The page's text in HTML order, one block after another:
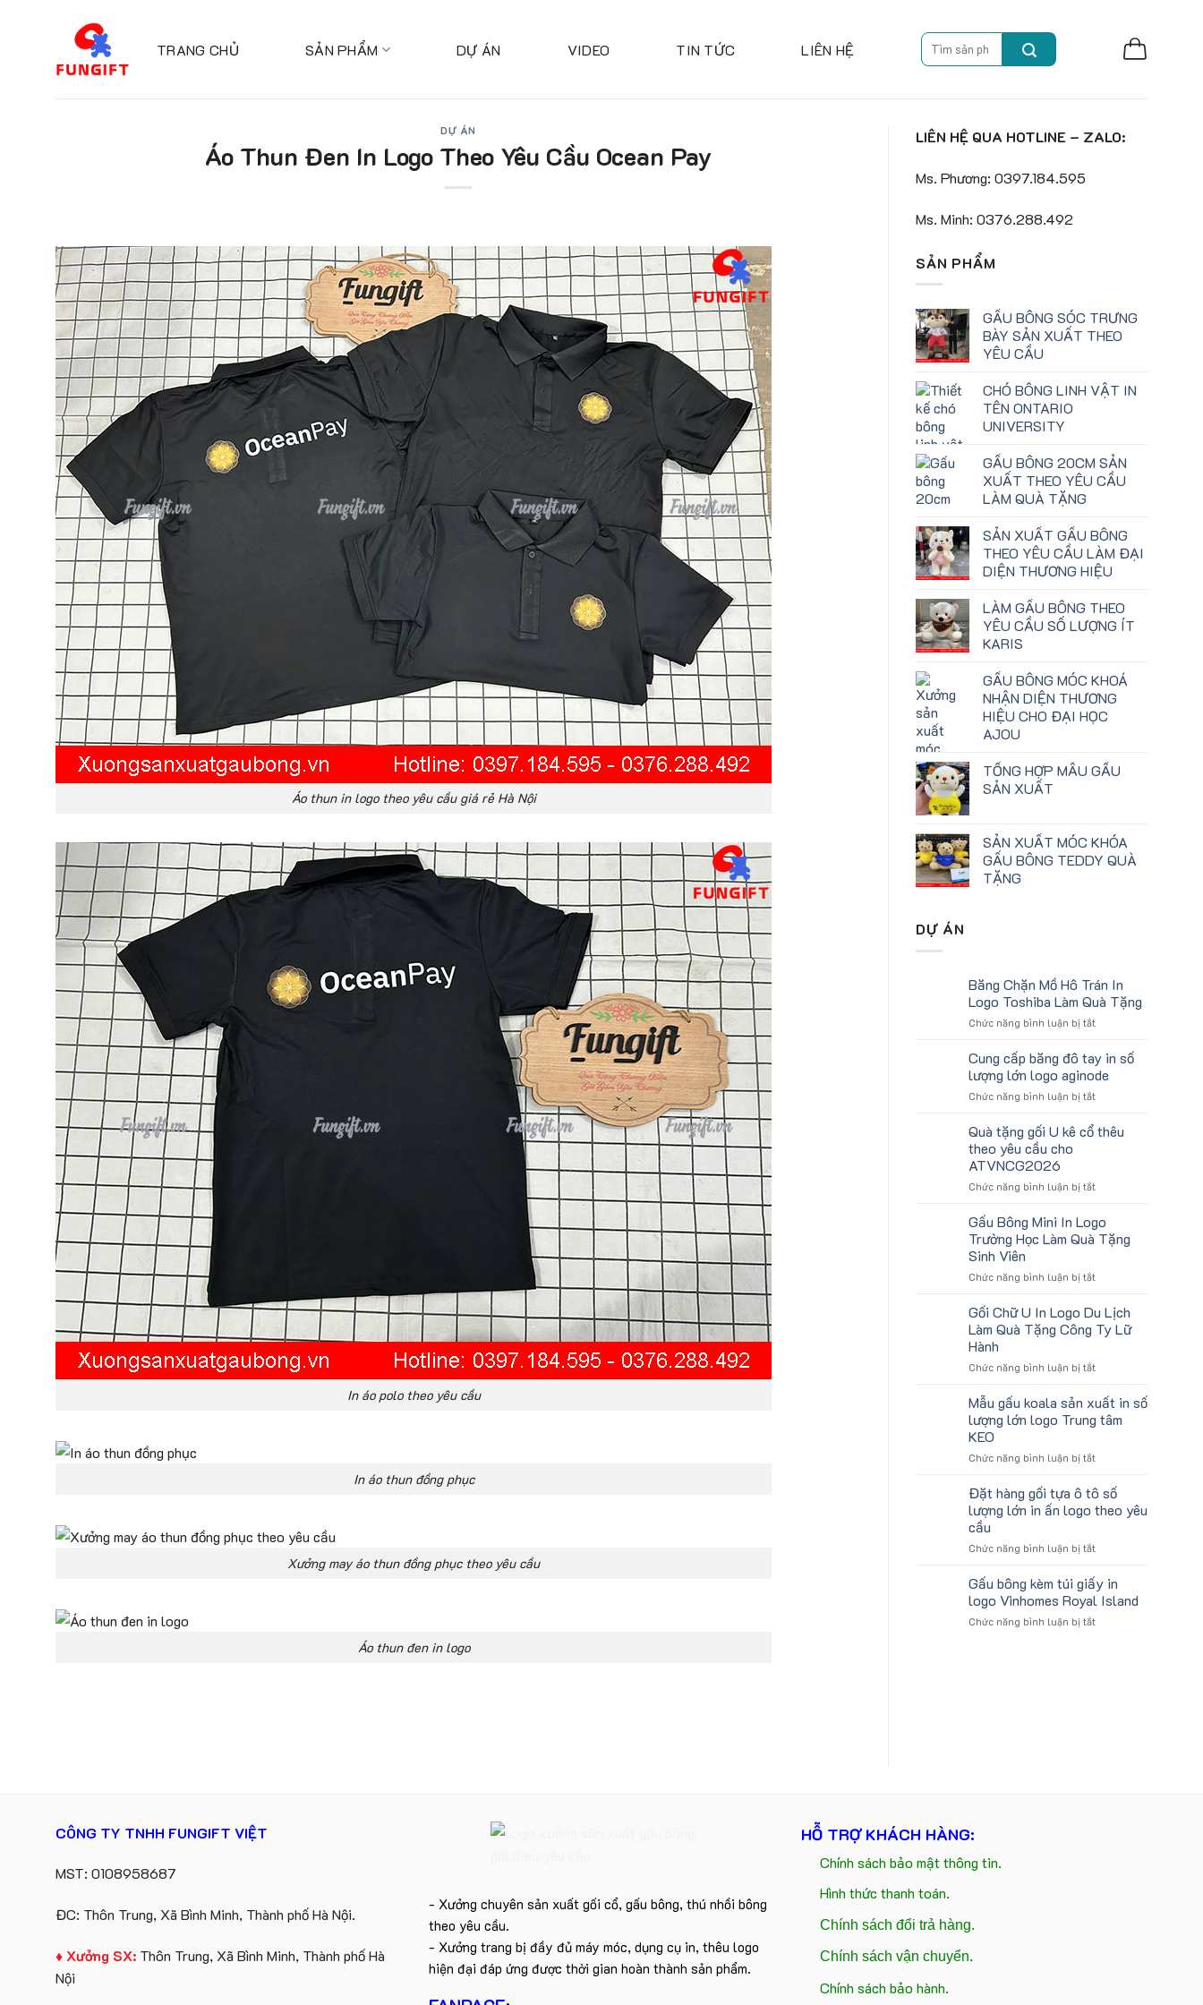
TRANG CHỦ SẢN PHẨM DỰ ÁN VIDEO TIN TỨC LIÊN HỆ
Search
for:
DỰ ÁN
Áo Thun Đen In Logo Theo Yêu Cầu Ocean Pay
Áo thun in logo theo yêu cầu giá rẻ Hà Nội
In áo polo theo yêu cầu
In áo thun đồng phục
Xưởng may áo thun đồng phục theo yêu cầu
Áo thun đen in logo
LIÊN HỆ QUA HOTLINE – ZALO:
Ms. Phương: 0397.184.595
Ms. Minh: 0376.288.492
SẢN PHẨM
GẤU BÔNG SÓC TRƯNG
BÀY SẢN XUẤT THEO
YÊU CẦU
CHÓ BÔNG LINH VẬT IN
TÊN ONTARIO
UNIVERSITY
GẤU BÔNG 20CM SẢN
XUẤT THEO YÊU CẦU
LÀM QUÀ TẶNG
SẢN XUẤT GẤU BÔNG
THEO YÊU CẦU LÀM ĐẠI
DIỆN THƯƠNG HIỆU
LÀM GẤU BÔNG THEO
YÊU CẦU SỐ LƯỢNG ÍT
KARIS
GẤU BÔNG MÓC KHOÁ
NHẬN DIỆN THƯƠNG
HIỆU CHO ĐẠI HỌC
AJOU
TỔNG HỢP MẪU GẤU
SẢN XUẤT
SẢN XUẤT MÓC KHÓA
GẤU BÔNG TEDDY QUÀ
TẶNG
DỰ ÁN
Băng Chặn Mồ Hô Trán In
Logo Toshiba Làm Quà Tặng
Chức năng bình luận bị tắtở
Chặn
Mồ
Hô
Trán
Logo
Tặng
Cung cấp băng đô tay in số
lượng lớn logo aginode
Chức năng bình luận bị tắtở
cấp
băng
in
lớn
logo
Quà tặng gối U kê cổ thêu
theo yêu cầu cho
ATVNCG2026
Chức năng bình luận bị tắtở
gối
cổ
theo
yêu
cầu
ATVNCG2026
Gấu Bông Mini In Logo
Trường Học Làm Quà Tặng
Sinh Viên
Chức năng bình luận bị tắtở
Bông
Mini
In
Trường
Làm
Quà
Tặng
Viên
Gối Chữ U In Logo Du Lịch
Làm Quà Tặng Công Ty Lữ
Hành
Chức năng bình luận bị tắtở
Chữ
U
In
Du
Làm
Quà
Tặng
Ty
Hành
Mẫu gấu koala sản xuất in số
lượng lớn logo Trung tâm
KEO
Chức năng bình luận bị tắtở
gấu
koala
sản
in
lượng
lớn
logo
Trung
Đặt hàng gối tựa ô tô số
lượng lớn in ấn logo theo yêu
cầu
Chức năng bình luận bị tắtở
hàng
gối
tựa
ô
Gấu bông kèm túi giấy in
logo Vinhomes Royal Island
Chức năng bình luận bị tắtở
CÔNG TY TNHH FUNGIFT VIỆT
MST: 0108958687
ĐC: Thôn Trung, Xã Bình Minh, Thành phố Hà Nội.
♦ Xưởng SX: Thôn Trung, Xã Bình Minh, Thành phố Hà
Nội
- Xưởng chuyên sản xuất gối cổ, gấu bông, thú nhồi bông
theo yêu cầu.
- Xưởng trang bị đầy đủ máy móc, dụng cụ in, thêu logo
hiện đại đáp ứng được thời gian hoàn thành sản phẩm.
HỖ TRỢ KHÁCH HÀNG:
Chính sách bảo mật thông tin.
Hình thức thanh toán.
Chính sách đổi trả hàng.
Chính sách vận chuyển.
Chính sách bảo hành.